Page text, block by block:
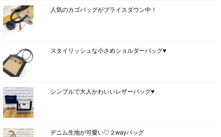
人気のカゴバッグがプライスダウン中！
スタイリッシュな小さめショルダーバッグ♥
シンプルで大人かわいいレザーバッグ♥
デニム生地が可愛い♡２wayバッグ